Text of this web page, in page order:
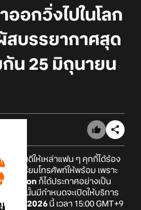
ออกวิ่งไปในโลก
บรรยากาศสุด
น 25 มิถุนายน
ดน่ายินดีให้เหล่าแฟน ๆ คุกกี้ได้ร้อง
อยเตรียมโทรศัพท์ให้พร้อม เพราะ
ก็ได้ประกาศอย่างเป็น
นั้นมีกำหนดจะเปิดให้บริการ
นายน 2026 นี้ เวลา 15:00 GMT+9